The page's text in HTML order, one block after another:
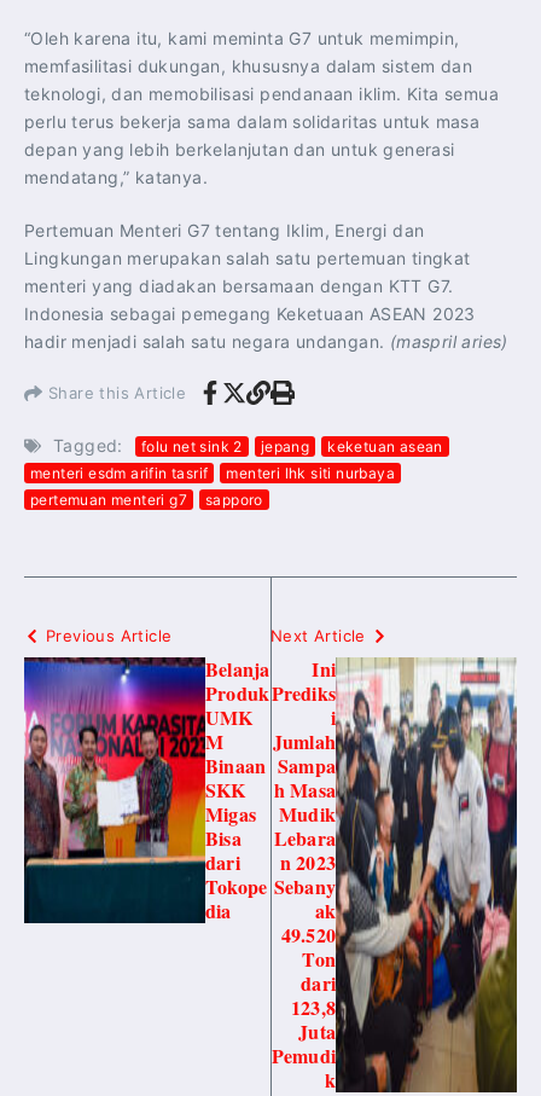
“Oleh karena itu, kami meminta G7 untuk memimpin,
memfasilitasi dukungan, khususnya dalam sistem dan
teknologi, dan memobilisasi pendanaan iklim. Kita semua
perlu terus bekerja sama dalam solidaritas untuk masa
depan yang lebih berkelanjutan dan untuk generasi
mendatang,” katanya.
Pertemuan Menteri G7 tentang Iklim, Energi dan
Lingkungan merupakan salah satu pertemuan tingkat
menteri yang diadakan bersamaan dengan KTT G7.
Indonesia sebagai pemegang Keketuaan ASEAN 2023
hadir menjadi salah satu negara undangan. (maspril aries)
Share this Article
Tagged: folu net sink 2 jepang
keketuan asean
menteri esdm arifin tasrif
menteri lhk siti nurbaya
pertemuan menteri g7
sapporo
Previous Article
Belanja
Produk
UMK
M
Binaan
SKK
Migas
Bisa
dari
Tokope
dia
Next Article
Ini
Prediks
i
Jumlah
Sampa
h Masa
Mudik
Lebara
n 2023
Sebany
ak
49.520
Ton
dari
123,8
Juta
Pemudi
k